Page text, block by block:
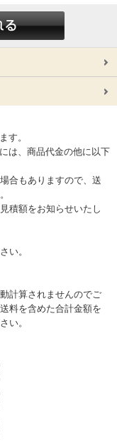
す。
は、商品代金の他に以下
合もありますので、送
積額をお知らせいたし
い。
計算されませんのでご
料を含めた合計金額を
い。